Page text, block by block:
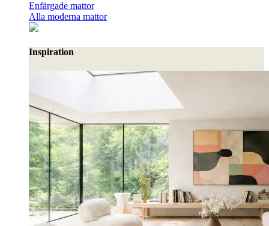
Enfärgade mattor
Alla moderna mattor
Inspiration